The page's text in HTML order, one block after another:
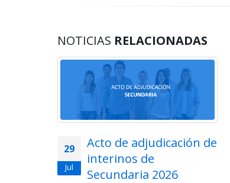
NOTICIAS RELACIONADAS
29
Jul
Acto de adjudicación de
interinos de
Secundaria 2026